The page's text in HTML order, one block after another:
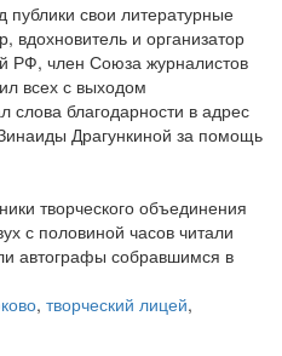
публики свои литературные
вдохновитель и организатор
РФ, член Союза журналистов
всех с выходом
слова благодарности в адрес
Драгункиной за помощь
творческого объединения
с половиной часов читали
автографы собравшимся в
, творческий лицей,